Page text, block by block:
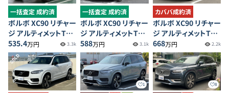
一括査定 成約済
ボルボ XC90 リチャー
ジ アルティメットT8
AWD プラグインハイ
ブリッド
535.4万円 3.3k
一括査定 成約済
ボルボ XC90 リチャー
ジ アルティメットT8
AWD プラグインハイ
ブリッド
588万円 3.1k
カババ成約済
ボルボ XC90 リチャー
ジ アルティメットT8
AWD プラグインハイ
ブリッド
668万円 2.2k
SOLD
1 8